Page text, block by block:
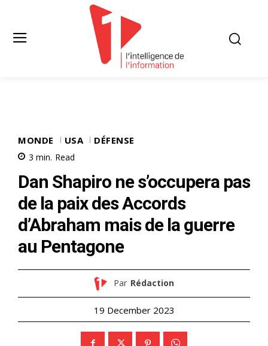
MONDE USA DÉFENSE
3 min. Read
Dan Shapiro ne s’occupera pas
de la paix des Accords
d’Abraham mais de la guerre
au Pentagone
Par Rédaction
19 December 2023